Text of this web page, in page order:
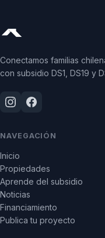
Conectamos familias
con subsidio DS1, DS19 y
NAVEGACIÓN
Inicio
Propiedades
Aprende del subsidio
Noticias
Financiamiento
Publica tu proyecto